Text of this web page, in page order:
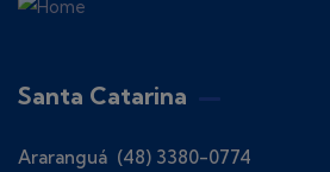
Santa Catarina
Araranguá (48) 3380-0774